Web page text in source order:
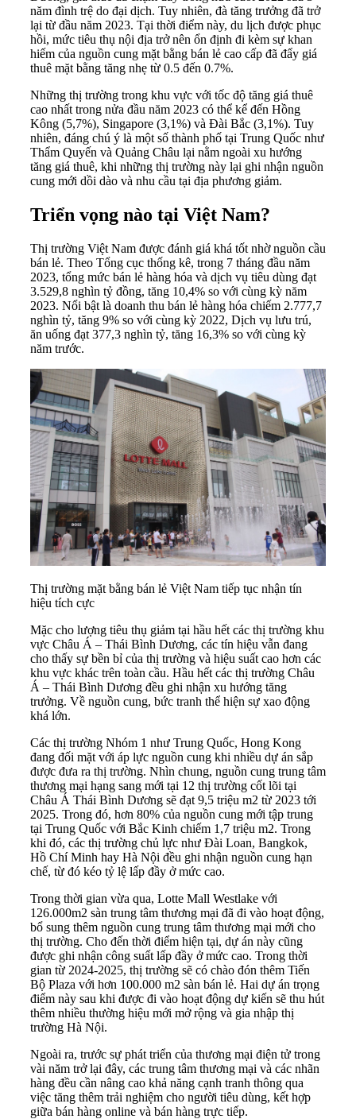
năm đình trệ do đại dịch. Tuy nhiên, đà tăng trưởng đã trở
lại từ đầu năm 2023. Tại thời điểm này, du lịch được phục
hồi, mức tiêu thụ nội địa trở nên ổn định đi kèm sự khan
hiếm của nguồn cung mặt bằng bán lẻ cao cấp đã đẩy giá
thuê mặt bằng tăng nhẹ từ 0.5 đến 0.7%.
Những thị trường trong khu vực với tốc độ tăng giá thuê
cao nhất trong nửa đầu năm 2023 có thể kể đến Hồng
Kông (5,7%), Singapore (3,1%) và Đài Bắc (3,1%). Tuy
nhiên, đáng chú ý là một số thành phố tại Trung Quốc như
Thẩm Quyến và Quảng Châu lại nằm ngoài xu hướng
tăng giá thuê, khi những thị trường này lại ghi nhận nguồn
cung mới dồi dào và nhu cầu tại địa phương giảm.
Triển vọng nào tại Việt Nam?
Thị trường Việt Nam được đánh giá khá tốt nhờ nguồn cầu
bán lẻ. Theo Tổng cục thống kê, trong 7 tháng đầu năm
2023, tổng mức bán lẻ hàng hóa và dịch vụ tiêu dùng đạt
3.529,8 nghìn tỷ đồng, tăng 10,4% so với cùng kỳ năm
2023. Nổi bật là doanh thu bán lẻ hàng hóa chiếm 2.777,7
nghìn tỷ, tăng 9% so với cùng kỳ 2022, Dịch vụ lưu trú,
ăn uống đạt 377,3 nghìn tỷ, tăng 16,3% so với cùng kỳ
năm trước.
Thị trường mặt bằng bán lẻ Việt Nam tiếp tục nhận tín
hiệu tích cực
Mặc cho lượng tiêu thụ giảm tại hầu hết các thị trường khu
vực Châu Á – Thái Bình Dương, các tín hiệu vẫn đang
cho thấy sự bền bỉ của thị trường và hiệu suất cao hơn các
khu vực khác trên toàn cầu. Hầu hết các thị trường Châu
Á – Thái Bình Dương đều ghi nhận xu hướng tăng
trưởng. Về nguồn cung, bức tranh thể hiện sự xao động
khá lớn.
Các thị trường Nhóm 1 như Trung Quốc, Hong Kong
đang đối mặt với áp lực nguồn cung khi nhiều dự án sắp
được đưa ra thị trường. Nhìn chung, nguồn cung trung tâm
thương mại hạng sang mới tại 12 thị trường cốt lõi tại
Châu Á Thái Bình Dương sẽ đạt 9,5 triệu m2 từ 2023 tới
2025. Trong đó, hơn 80% của nguồn cung mới tập trung
tại Trung Quốc với Bắc Kinh chiếm 1,7 triệu m2. Trong
khi đó, các thị trường chủ lực như Đài Loan, Bangkok,
Hồ Chí Minh hay Hà Nội đều ghi nhận nguồn cung hạn
chế, từ đó kéo tỷ lệ lấp đầy ở mức cao.
Trong thời gian vừa qua, Lotte Mall Westlake với
126.000m2 sàn trung tâm thương mại đã đi vào hoạt động,
bổ sung thêm nguồn cung trung tâm thương mại mới cho
thị trường. Cho đến thời điểm hiện tại, dự án này cũng
được ghi nhận công suất lấp đầy ở mức cao. Trong thời
gian từ 2024-2025, thị trường sẽ có chào đón thêm Tiến
Bộ Plaza với hơn 100.000 m2 sàn bán lẻ. Hai dự án trọng
điểm này sau khi được đi vào hoạt động dự kiến sẽ thu hút
thêm nhiều thường hiệu mới mở rộng và gia nhập thị
trường Hà Nội.
Ngoài ra, trước sự phát triển của thương mại điện tử trong
vài năm trở lại đây, các trung tâm thương mại và các nhãn
hàng đều cần nâng cao khả năng cạnh tranh thông qua
việc tăng thêm trải nghiệm cho người tiêu dùng, kết hợp
giữa bán hàng online và bán hàng trực tiếp.